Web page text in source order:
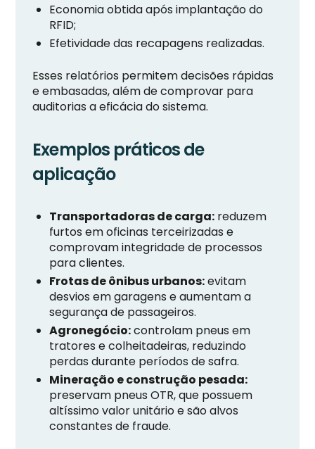
Economia obtida após implantação do
RFID;
Efetividade das recapagens realizadas.
Esses relatórios permitem decisões rápidas
e embasadas, além de comprovar para
auditorias a eficácia do sistema.
Exemplos práticos de
aplicação
Transportadoras de carga: reduzem
furtos em oficinas terceirizadas e
comprovam integridade de processos
para clientes.
Frotas de ônibus urbanos:evitam
desvios em garagens e aumentam a
segurança de passageiros.
Agronegócio:controlam pneus em
tratores e colheitadeiras, reduzindo
perdas durante períodos de safra.
Mineração e construção pesada:
preservam pneus OTR, que possuem
altíssimo valor unitário e são alvos
constantes de fraude.